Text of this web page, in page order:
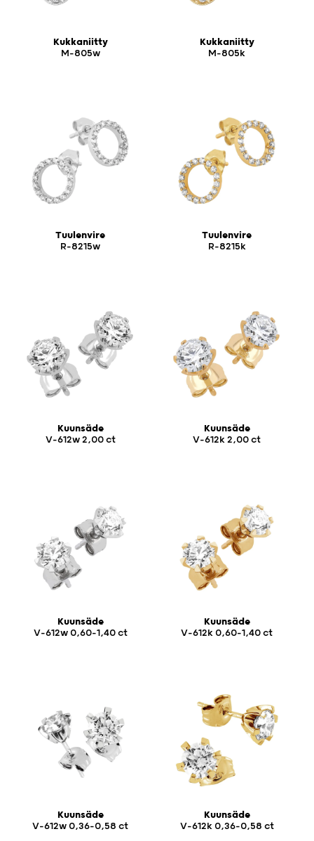
Kukkaniitty
M-805w
Kukkaniitty
M-805k
Tuulenvire
R-8215w
Tuulenvire
R-8215k
Kuunsäde
V-612w 2,00 ct
Kuunsäde
V-612k 2,00 ct
Kuunsäde
V-612w 0,60-1,40 ct
Kuunsäde
V-612k 0,60-1,40 ct
Kuunsäde
V-612w 0,36-0,58 ct
Kuunsäde
V-612k 0,36-0,58 ct